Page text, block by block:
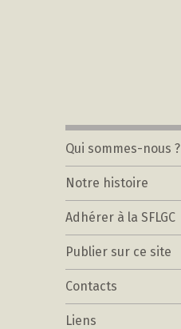
Qui sommes-nous ?
Notre histoire
Adhérer à la SFLGC
Publier sur ce site
Contacts
Liens